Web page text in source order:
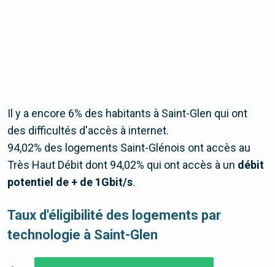
Il y a encore 6% des habitants à Saint-Glen qui ont
des difficultés d'accès à internet.
94,02% des logements Saint-Glénois ont accès au
Très Haut Débit dont 94,02% qui ont accès à un débit
potentiel de + de 1Gbit/s.
Taux d'éligibilité des logements par
technologie à Saint-Glen